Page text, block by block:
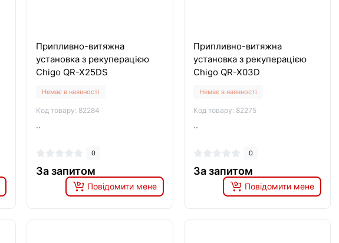
Припливно-витяжна
установка з рекуперацією
Chigo QR-X25DS
Немає в наявності
Код товару: 82284
..
0
За запитом
Повідомити мене
Припливно-витяжна
установка з рекуперацією
Chigo QR-X03D
Немає в наявності
Код товару: 82275
..
0
За запитом
Повідомити мене